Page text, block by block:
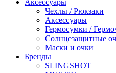
Аксессуары
Чехлы / Рюкзаки
Аксессуары
Гермосумки /
Солнцезащитные
Маски и очки
Бренды
SLINGSHOT